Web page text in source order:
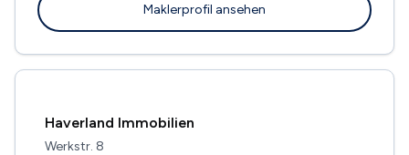
Maklerprofil ansehen
Haverland Immobilien
Werkstr. 8